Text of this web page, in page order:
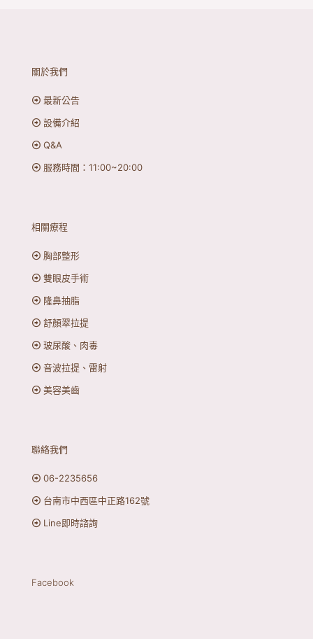
關於我們
最新公告
設備介紹
Q&A
服務時間：11:00~20:00
相關療程
胸部整形
雙眼皮手術
隆鼻抽脂
舒顏翠拉提
玻尿酸、肉毒
音波拉提、雷射
美容美齒
聯絡我們
06-2235656
台南市中西區中正路162號
Line即時諮詢
Facebook